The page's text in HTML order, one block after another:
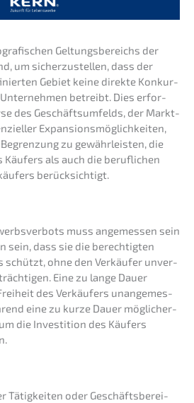
Geltungs­be­reichs der
um sicher­zu­stel­len, dass der
Gebiet keine direk­te Konkur­
betreibt. Dies erfor­
des Geschäfts­um­felds, der Markt­
Expan­si­ons­mög­lich­kei­ten,
zu gewähr­leis­ten, die
Käufers als auch die beruf­li­chen
berücksichtigt.
muss angemes­sen sein
sein, dass sie die berech­tig­ten
schützt, ohne den Verkäu­fer unver­
Eine zu lange Dauer
des Verkäu­fers unange­mes­
eine zu kurze Dauer mögli­cher­
die Inves­ti­ti­on des Käufers
Tätig­kei­ten oder Geschäfts­be­rei­